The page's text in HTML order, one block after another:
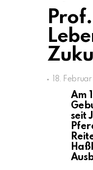
18.
Am
seit